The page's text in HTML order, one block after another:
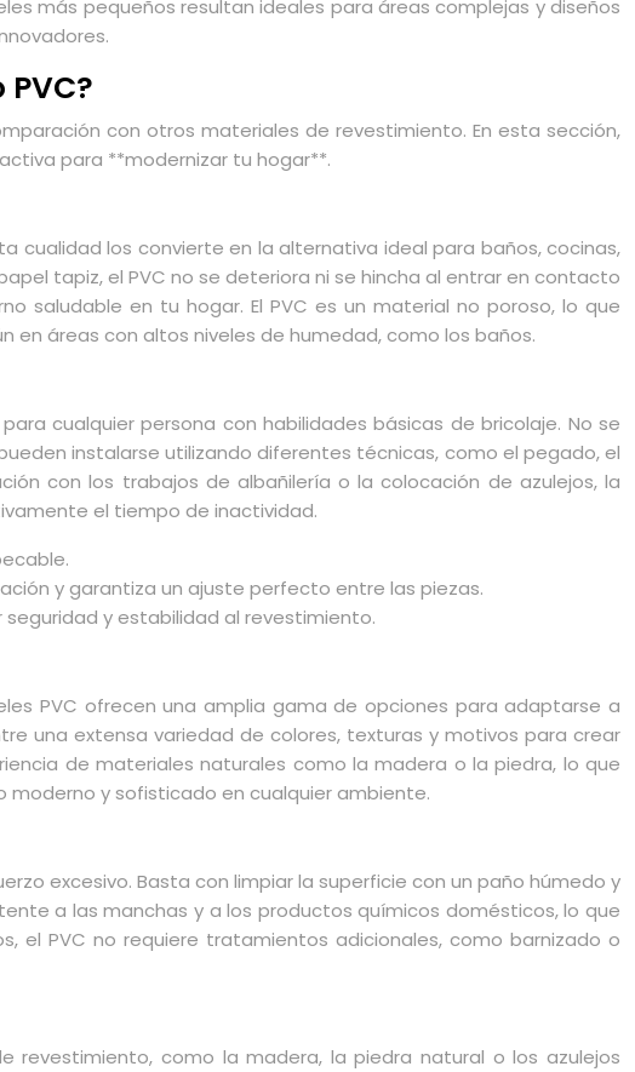
más pequeños resultan ideales para áreas complejas y diseños
con otros materiales de revestimiento. En esta sección,
para **modernizar tu hogar**.
cualidad los convierte en la alternativa ideal para baños, cocinas,
tapiz, el PVC no se deteriora ni se hincha al entrar en contacto
saludable en tu hogar. El PVC es un material no poroso, lo que
en áreas con altos niveles de humedad, como los baños.
cualquier persona con habilidades básicas de bricolaje. No se
instalarse utilizando diferentes técnicas, como el pegado, el
con los trabajos de albañilería o la colocación de azulejos, la
el tiempo de inactividad.
y garantiza un ajuste perfecto entre las piezas.
y estabilidad al revestimiento.
PVC ofrecen una amplia gama de opciones para adaptarse a
una extensa variedad de colores, texturas y motivos para crear
de materiales naturales como la madera o la piedra, lo que
moderno y sofisticado en cualquier ambiente.
excesivo. Basta con limpiar la superficie con un paño húmedo y
a las manchas y a los productos químicos domésticos, lo que
el PVC no requiere tratamientos adicionales, como barnizado o
como la madera, la piedra natural o los azulejos